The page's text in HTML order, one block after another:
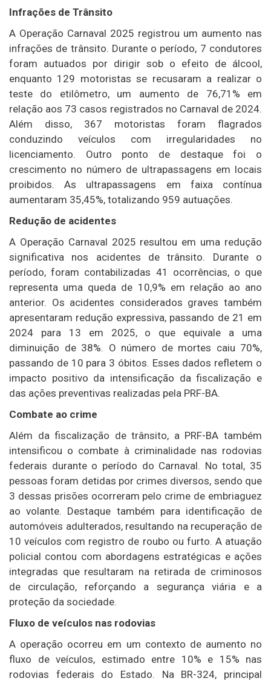
Infrações de Trânsito
A Operação Carnaval 2025 registrou um aumento nas
infrações de trânsito. Durante o período, 7 condutores
foram autuados por dirigir sob o efeito de álcool,
enquanto 129 motoristas se recusaram a realizar o
teste do etilômetro, um aumento de 76,71% em
relação aos 73 casos registrados no Carnaval de 2024.
Além disso, 367 motoristas foram flagrados
conduzindo veículos com irregularidades no
licenciamento. Outro ponto de destaque foi o
crescimento no número de ultrapassagens em locais
proibidos. As ultrapassagens em faixa contínua
aumentaram 35,45%, totalizando 959 autuações.
Redução de acidentes
A Operação Carnaval 2025 resultou em uma redução
significativa nos acidentes de trânsito. Durante o
período, foram contabilizadas 41 ocorrências, o que
representa uma queda de 10,9% em relação ao ano
anterior. Os acidentes considerados graves também
apresentaram redução expressiva, passando de 21 em
2024 para 13 em 2025, o que equivale a uma
diminuição de 38%. O número de mortes caiu 70%,
passando de 10 para 3 óbitos. Esses dados refletem o
impacto positivo da intensificação da fiscalização e
das ações preventivas realizadas pela PRF-BA.
Combate ao crime
Além da fiscalização de trânsito, a PRF-BA também
intensificou o combate à criminalidade nas rodovias
federais durante o período do Carnaval. No total, 35
pessoas foram detidas por crimes diversos, sendo que
3 dessas prisões ocorreram pelo crime de embriaguez
ao volante. Destaque também para identificação de
automóveis adulterados, resultando na recuperação de
10 veículos com registro de roubo ou furto. A atuação
policial contou com abordagens estratégicas e ações
integradas que resultaram na retirada de criminosos
de circulação, reforçando a segurança viária e a
proteção da sociedade.
Fluxo de veículos nas rodovias
A operação ocorreu em um contexto de aumento no
fluxo de veículos, estimado entre 10% e 15% nas
rodovias federais do Estado. Na BR-324, principal